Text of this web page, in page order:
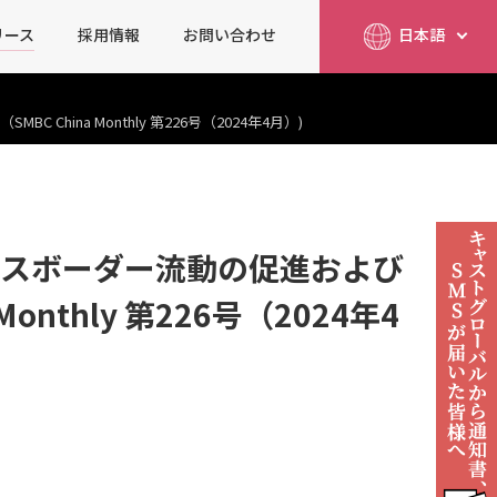
ス 採用情報 お問い合わせ 日本語
China Monthly 第226号（2024年4月）)
ボーダー流動の促進および
第226号（2024年4